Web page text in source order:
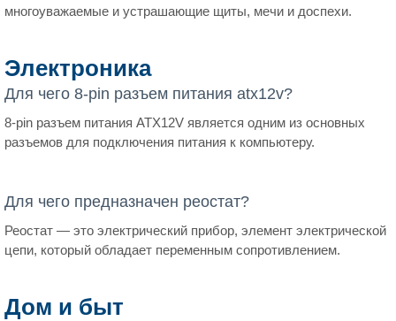
многоуважаемые и устрашающие щиты, мечи и доспехи.
Электроника
Для чего 8-pin разъем питания atx12v?
8-pin разъем питания ATX12V является одним из основных
разъемов для подключения питания к компьютеру.
Для чего предназначен реостат?
Реостат — это электрический прибор, элемент электрической
цепи, который обладает переменным сопротивлением.
Дом и быт